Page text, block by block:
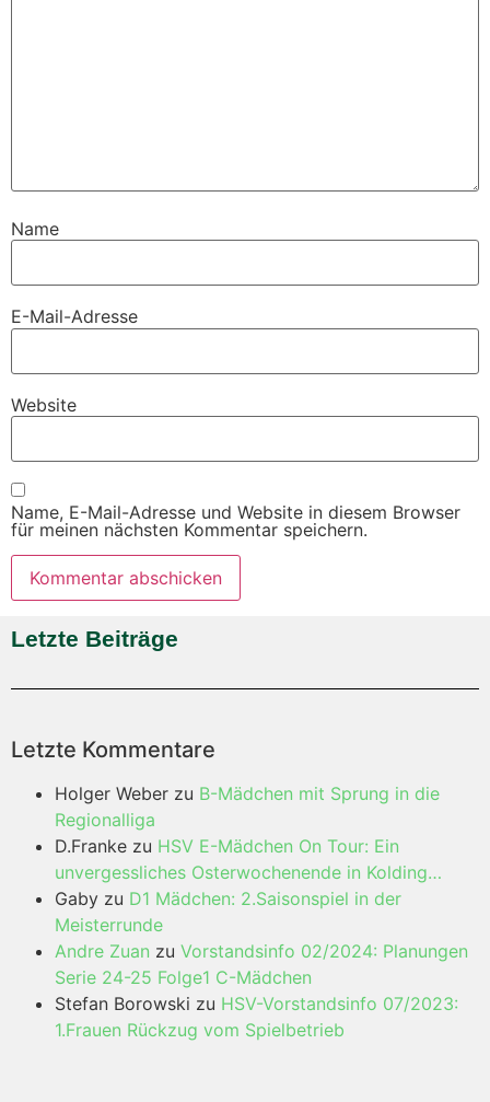
Name
E-Mail-Adresse
Website
Name, E-Mail-Adresse und Website in diesem Browser
für meinen nächsten Kommentar speichern.
Letzte Beiträge
Letzte Kommentare
Holger Weber zu B-Mädchen mit Sprung in die
Regionalliga
D.Franke zu HSV E-Mädchen On Tour: Ein
unvergessliches Osterwochenende in Kolding…
Gaby zu D1 Mädchen: 2.Saisonspiel in der
Meisterrunde
Andre Zuan zu Vorstandsinfo 02/2024: Planungen
Serie 24-25 Folge1 C-Mädchen
Stefan Borowski zu HSV-Vorstandsinfo 07/2023:
1.Frauen Rückzug vom Spielbetrieb